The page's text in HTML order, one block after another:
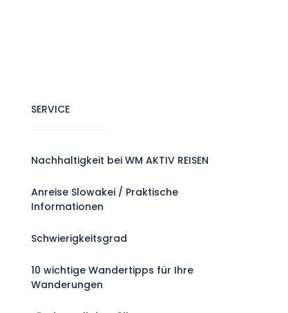
SERVICE
Nachhaltigkeit bei WM AKTIV REISEN
Anreise Slowakei / Praktische
Informationen
Schwierigkeitsgrad
10 wichtige Wandertipps für Ihre
Wanderungen